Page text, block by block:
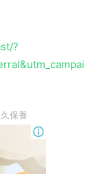
?
保養